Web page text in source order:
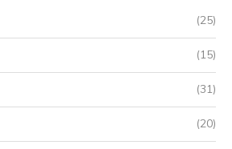
(25)
(15)
(31)
(20)